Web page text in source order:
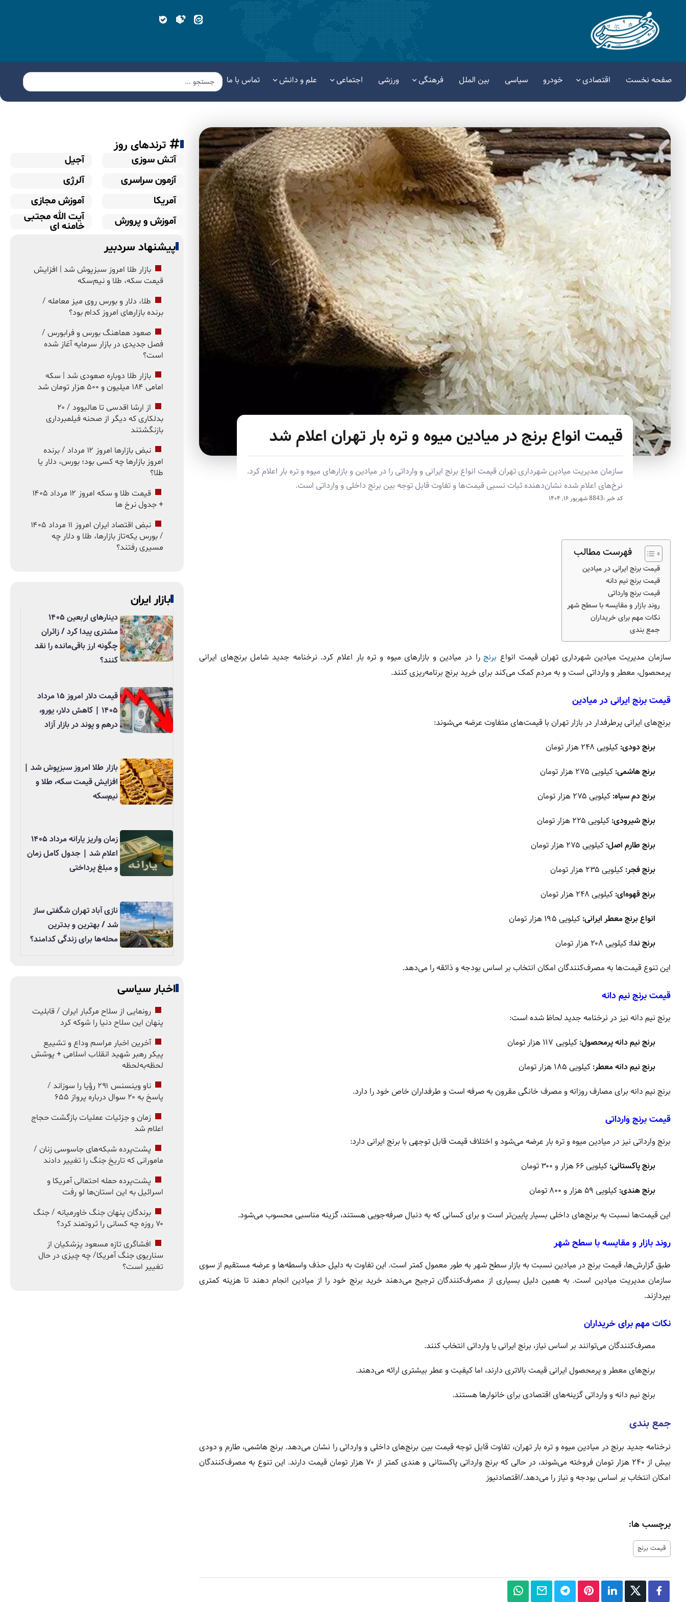
صفحه نخست اقتصادی خودرو سیاسی بین الملل فرهنگی ورزشی اجتماعی علم و دانش تماس با ما
قیمت انواع برنج در میادین میوه و تره بار تهران اعلام شد
سازمان مدیریت میادین شهرداری تهران قیمت انواع برنج ایرانی و وارداتی را در میادین و بازارهای میوه و تره بار اعلام کرد.
نرخ‌های اعلام شده نشان‌دهنده ثبات نسبی قیمت‌ها و تفاوت قابل توجه بین برنج داخلی و وارداتی است.
کد خبر :8843 شهریور ۱۶, ۱۴۰۴
فهرست مطالب
قیمت برنج ایرانی در میادین
قیمت برنج نیم دانه
قیمت برنج وارداتی
روند بازار و مقایسه با سطح شهر
نکات مهم برای خریداران
جمع‌ بندی
سازمان مدیریت میادین شهرداری تهران قیمت انواع برنجرا در میادین و بازارهای میوه و تره بار اعلام کرد. نرخنامه جدید شامل برنج‌های ایرانی
پرمحصول، معطر و وارداتی است و به مردم کمک می‌کند برای خرید برنج برنامه‌ریزی کنند.
قیمت برنج ایرانی در میادین
برنج‌های ایرانی پرطرفدار در بازار تهران با قیمت‌های متفاوت عرضه می‌شوند:
برنج دودی: کیلویی ۲۴۸ هزار تومان
برنج هاشمی: کیلویی ۲۷۵ هزار تومان
برنج دم سیاه: کیلویی ۲۷۵ هزار تومان
برنج شیرودی: کیلویی ۲۲۵ هزار تومان
برنج طارم اصل: کیلویی ۲۷۵ هزار تومان
برنج فجر: کیلویی ۲۳۵ هزار تومان
برنج قهوه‌ای: کیلویی ۲۴۸ هزار تومان
انواع برنج معطر ایرانی: کیلویی ۱۹۵ هزار تومان
برنج ندا: کیلویی ۲۰۸ هزار تومان
این تنوع قیمت‌ها به مصرف‌کنندگان امکان انتخاب بر اساس بودجه و ذائقه را می‌دهد.
قیمت برنج نیم دانه
برنج نیم دانه نیز در نرخنامه جدید لحاظ شده است:
برنج نیم دانه پرمحصول: کیلویی ۱۱۷ هزار تومان
برنج نیم دانه معطر: کیلویی ۱۸۵ هزار تومان
برنج نیم دانه برای مصارف روزانه و مصرف خانگی مقرون به صرفه است و طرفداران خاص خود را دارد.
قیمت برنج وارداتی
برنج وارداتی نیز در میادین میوه و تره بار عرضه می‌شود و اختلاف قیمت قابل توجهی با برنج ایرانی دارد:
برنج پاکستانی: کیلویی ۶۶ هزار و ۳۰۰ تومان
برنج هندی: کیلویی ۵۹ هزار و ۸۰۰ تومان
این قیمت‌ها نسبت به برنج‌های داخلی بسیار پایین‌تر است و برای کسانی که به دنبال صرفه‌جویی هستند، گزینه مناسبی محسوب می‌شود.
روند بازار و مقایسه با سطح شهر
طبق گزارش‌ها، قیمت برنج در میادین نسبت به بازار سطح شهر به طور معمول کمتر است. این تفاوت به دلیل حذف واسطه‌ها و عرضه مستقیم از سوی
سازمان مدیریت میادین است. به همین دلیل بسیاری از مصرف‌کنندگان ترجیح می‌دهند خرید برنج خود را از میادین انجام دهند تا هزینه کمتری
بپردازند.
نکات مهم برای خریداران
مصرف‌کنندگان می‌توانند بر اساس نیاز، برنج ایرانی یا وارداتی انتخاب کنند.
برنج‌های معطر و پرمحصول ایرانی قیمت بالاتری دارند، اما کیفیت و عطر بیشتری ارائه می‌دهند.
برنج نیم دانه و وارداتی گزینه‌های اقتصادی برای خانوارها هستند.
جمع‌ بندی
نرخنامه جدید برنج در میادین میوه و تره بار تهران، تفاوت قابل توجه قیمت بین برنج‌های داخلی و وارداتی را نشان می‌دهد. برنج هاشمی، طارم و دودی
بیش از ۲۴۰ هزار تومان فروخته می‌شوند، در حالی که برنج وارداتی پاکستانی و هندی کمتر از ۷۰ هزار تومان قیمت دارند. این تنوع به مصرف‌کنندگان
امکان انتخاب بر اساس بودجه و نیاز را می‌دهد./اقتصادنیوز
برچسب ها:
قیمت برنج
ترندهای روز
آتش سوزی
آجیل
آزمون سراسری
آلرژی
آمریکا
آموزش مجازی
آموزش و پرورش
آیت الله مجتبی
خامنه ای
پیشنهاد سردبیر
بازار طلا امروز سبزپوش شد | افزایش
قیمت سکه، طلا و نیم‌سکه
طلا، دلار و بورس روی میز معامله /
برنده بازارهای امروز کدام بود؟
صعود هماهنگ بورس و فرابورس /
فصل جدیدی در بازار سرمایه آغاز شده
است؟
بازار طلا دوباره صعودی شد | سکه
امامی ۱۸۴ میلیون و ۵۰۰ هزار تومان شد
از ارشا اقدسی تا هالیوود / ۲۰
بدلکاری که دیگر از صحنه فیلمبرداری
بازنگشتند
نبض بازارها امروز ۱۲ مرداد / برنده
امروز بازارها چه کسی بود؛ بورس، دلار یا
طلا؟
قیمت طلا و سکه امروز ۱۲ مرداد ۱۴۰۵
+ جدول نرخ ها
نبض اقتصاد ایران امروز ۱۱ مرداد ۱۴۰۵
/ بورس یکه‌تاز بازارها، طلا و دلار چه
مسیری رفتند؟
بازار ایران
دینارهای اربعین ۱۴۰۵
مشتری پیدا کرد / زائران
چگونه ارز باقی‌مانده را نقد
کنند؟
قیمت دلار امروز ۱۵ مرداد
۱۴۰۵ | کاهش دلار، یورو،
درهم و پوند در بازار آزاد
بازار طلا امروز سبزپوش شد |
افزایش قیمت سکه، طلا و
نیم‌سکه
زمان واریز یارانه مرداد ۱۴۰۵
اعلام شد | جدول کامل زمان
و مبلغ پرداختی
نازی آباد تهران شگفتی ساز
شد / بهترین و بدترین
محله‌ها برای زندگی کدامند؟
اخبار سیاسی
رونمایی از سلاح مرگبار ایران / قابلیت
پنهان این سلاح دنیا را شوکه کرد
آخرین اخبار مراسم وداع و تشییع
پیکر رهبر شهید انقلاب اسلامی + پوشش
لحظه‌به‌لحظه
ناو وینسنس ۲۹۱ رؤیا را سوزاند /
پاسخ به ۲۰ سوال درباره پرواز ۶۵۵
زمان و جزئیات عملیات بازگشت حجاج
اعلام شد
پشت‌پرده شبکه‌های جاسوسی زنان /
مامورانی که تاریخ جنگ را تغییر دادند
پشت‌پرده حمله احتمالی آمریکا و
اسرائیل به این استان‌ها لو رفت
برندگان پنهان جنگ خاورمیانه / جنگ
۷۰ روزه چه کسانی را ثروتمند کرد؟
افشاگری تازه مسعود پزشکیان از
سناریوی جنگ آمریکا/ چه چیزی در حال
تغییر است؟